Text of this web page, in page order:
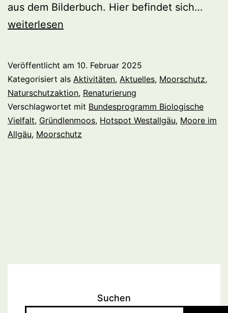
aus dem Bilderbuch. Hier befindet sich…
weiterlesen
Veröffentlicht am 10. Februar 2025
Kategorisiert als Aktivitäten, Aktuelles, Moorschutz,
Naturschutzaktion, Renaturierung
Verschlagwortet mit Bundesprogramm Biologische
Vielfalt, Gründlenmoos, Hotspot Westallgäu, Moore im
Allgäu, Moorschutz
Suchen